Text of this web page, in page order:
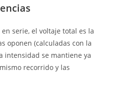
serie, el voltaje total es la
oponen (calculadas con la
intensidad se mantiene ya
recorrido y las